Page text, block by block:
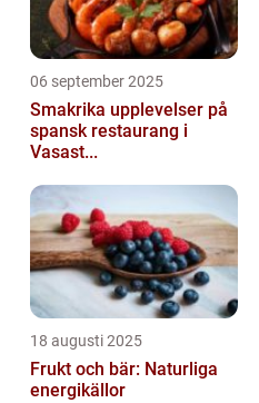
06 september 2025
Smakrika upplevelser på
spansk restaurang i
Vasast...
18 augusti 2025
Frukt och bär: Naturliga
energikällor